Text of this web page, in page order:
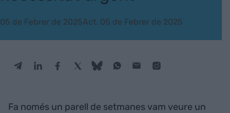
05 de Febrer de 2025Act. 05 de Febrer de 2025
Fa només un parell de setmanes vam veure un